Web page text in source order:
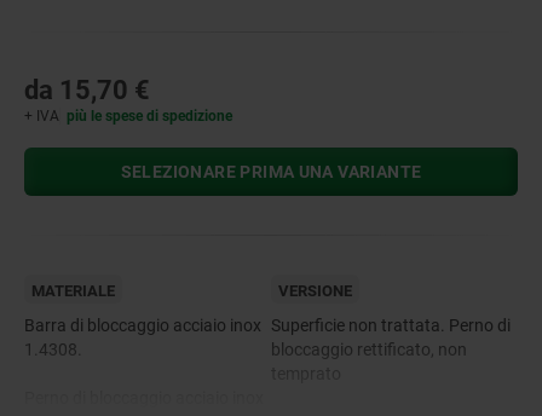
da 15,70 €
+ IVA più le spese di spedizione
SELEZIONARE PRIMA UNA VARIANTE
MATERIALE
Barra di bloccaggio acciaio inox
1.4308.
VERSIONE
Superficie non trattata. Perno di
bloccaggio rettificato, non